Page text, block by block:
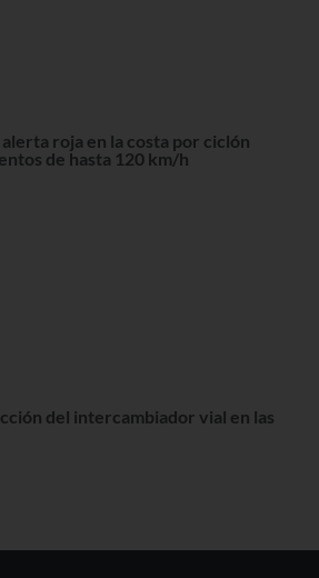
roja en la costa por ciclón
de hasta 120 km/h
del intercambiador vial en las